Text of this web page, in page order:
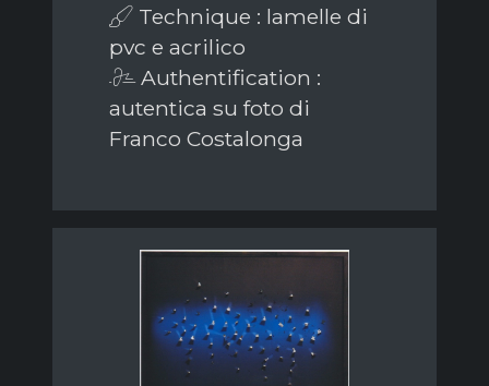
Technique : lamelle di
pvc e acrilico
Authentification :
autentica su foto di
Franco Costalonga